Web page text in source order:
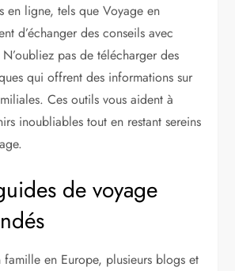
en ligne, tels que Voyage en
d’échanger des conseils avec
N’oubliez pas de télécharger des
qui offrent des informations sur
Ces outils vous aident à
inoubliables tout en restant sereins
de voyage
famille en Europe, plusieurs blogs et